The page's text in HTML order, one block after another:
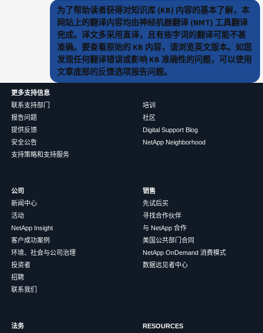
为了帮助读者获得对知识库 (KB) 内容的基本了解，本
网站上的翻译内容均由神经机器翻译 (NMT) 工具翻译
完成。译文多采用直译，且有些字词的翻译可能不甚
准确。要查看原始的 KB 内容，请浏览英文版本。如您
发现任何翻译错误或影响 KB 准确性的问题，可以使用
文章底部的反馈选项报告问题。
更多支持信息
联系支持部门
报告问题
提供反馈
安全公告
支持策略和支持服务
培训
社区
Digital Support Blog
NetApp Neighborhood
公司
新闻中心
活动
NetApp Insight
客户成功案例
环境、社会与公司治理
投资者
招聘
联系我们
销售
先试后买
寻找合作伙伴
与 NetApp 合作
美国公共部门合同
NetApp OnDemand 消费模式
数据远见者中心
法务 RESOURCES